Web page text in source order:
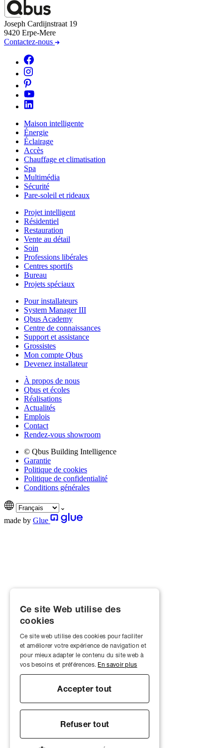
Joseph Cardijnstraat 19
9420 Erpe-Mere
Contactez-nous
Maison intelligente
Énergie
Éclairage
Accès
Chauffage et climatisation
Spa
Multimédia
Sécurité
Pare-soleil et rideaux
Projet intelligent
Résidentiel
Restauration
Vente au détail
Soin
Professions libérales
Centres sportifs
Bureau
Projets spéciaux
Pour installateurs
System Manager III
Qbus Academy
Centre de connaissances
Support et assistance
Grossistes
Mon compte Qbus
Devenez installateur
À propos de nous
Qbus et écoles
Réalisations
Actualités
Emplois
Contact
Rendez-vous showroom
© Qbus Building Intelligence
Garantie
Politique de cookies
Politique de confidentialité
Conditions générales
made by Glue
Ce site Web utilise des
cookies
Ce site web utilise des cookies pour faciliter
et améliorer votre expérience de navigation et
pour mieux adapter le contenu du site web à
vos besoins et préférences. En savoir plus
Accepter tout
Refuser tout